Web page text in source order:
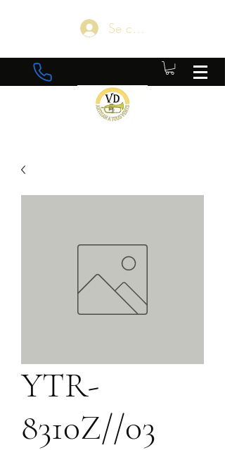
Se connecter
YTR-
8310Z//03